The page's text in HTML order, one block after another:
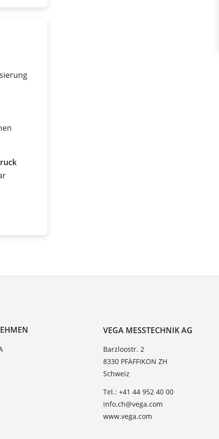
VEGA MESSTECHNIK AG
Barzloostr. 2
8330 PFÄFFIKON ZH
Schweiz
Tel.: +41 44 952 40 00
info.ch@vega.com
www.vega.com